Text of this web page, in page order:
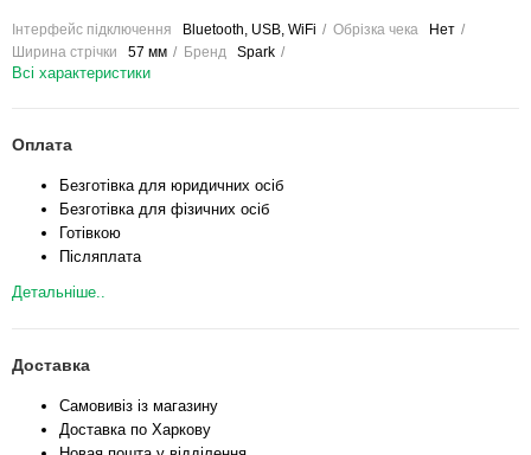
Інтерфейс підключення Bluetooth, USB, WiFi Обрізка чека
Нет
Ширина стрічки
57 мм Бренд Spark
Всі характеристики
Оплата
Безготівка для юридичних осіб
Безготівка для фізичних осіб
Готівкою
Післяплата
Детальніше..
Доставка
Самовивіз із магазину
Доставка по Харкову